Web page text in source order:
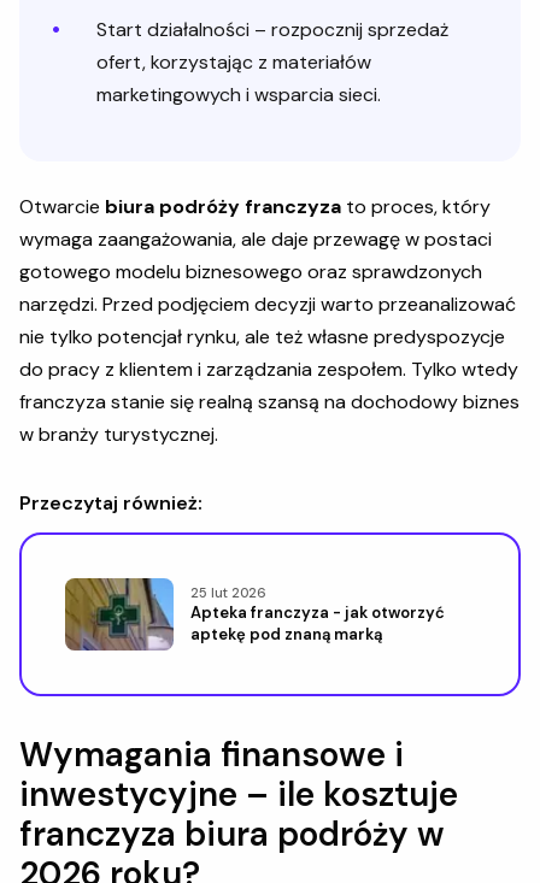
Start działalności – rozpocznij sprzedaż
ofert, korzystając z materiałów
marketingowych i wsparcia sieci.
Otwarcie biura podróży franczyza to proces, który
wymaga zaangażowania, ale daje przewagę w postaci
gotowego modelu biznesowego oraz sprawdzonych
narzędzi. Przed podjęciem decyzji warto przeanalizować
nie tylko potencjał rynku, ale też własne predyspozycje
do pracy z klientem i zarządzania zespołem. Tylko wtedy
franczyza stanie się realną szansą na dochodowy biznes
w branży turystycznej.
Przeczytaj również:
25 lut 2026
Apteka franczyza - jak otworzyć
aptekę pod znaną marką
Wymagania finansowe i
inwestycyjne – ile kosztuje
franczyza biura podróży w
2026 roku?